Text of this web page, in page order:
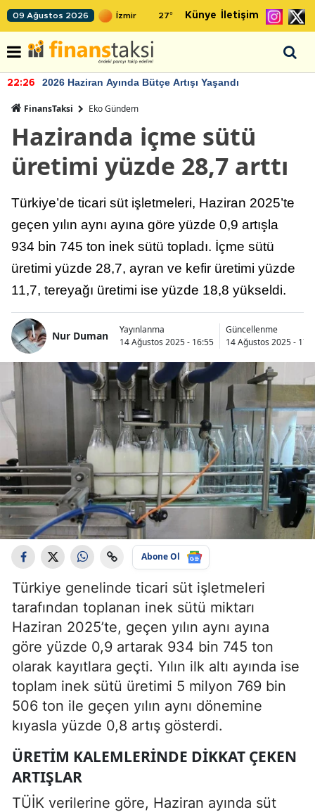
09 Ağustos 2026 27° Künye İletişim
22:26 2026 Haziran Ayında Bütçe Artışı Yaşandı
FinansTaksi Eko Gündem
Haziranda içme sütü
üretimi yüzde 28,7 arttı
Türkiye’de ticari süt işletmeleri, Haziran 2025’te
geçen yılın aynı ayına göre yüzde 0,9 artışla
934 bin 745 ton inek sütü topladı. İçme sütü
üretimi yüzde 28,7, ayran ve kefir üretimi yüzde
11,7, tereyağı üretimi ise yüzde 18,8 yükseldi.
Nur Duman
Yayınlanma
14 Ağustos 2025 - 16:55
Güncellenme
14 Ağustos 2025 -
Abone Ol
Türkiye genelinde ticari süt işletmeleri
tarafından toplanan inek sütü miktarı
Haziran 2025’te, geçen yılın aynı ayına
göre yüzde 0,9 artarak 934 bin 745 ton
olarak kayıtlara geçti. Yılın ilk altı ayında ise
toplam inek sütü üretimi 5 milyon 769 bin
506 ton ile geçen yılın aynı dönemine
kıyasla yüzde 0,8 artış gösterdi.
ÜRETIM KALEMLERINDE DIKKAT ÇEKEN
ARTIŞLAR
TÜİK verilerine göre, Haziran ayında süt